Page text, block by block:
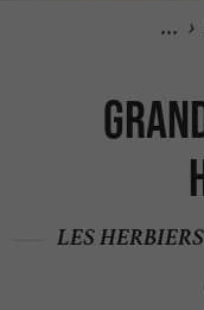
LES HERBIERS